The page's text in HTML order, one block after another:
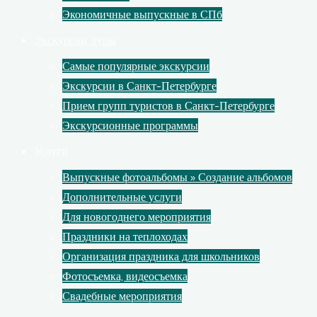
Экономичные выпускные в СПб
Самые популярные экскурсии
Экскурсии в Санкт-Петербурге
Прием групп туристов в Санкт-Петербурге
Экскурсионные программы
Выпускные фотоальбомы » Создание альбомов
Дополнительные услуги
Для новогоднего мероприятия
Праздники на теплоходах
Организация праздника для школьников
Фотосъемка, видеосъемка
Свадебные мероприятия